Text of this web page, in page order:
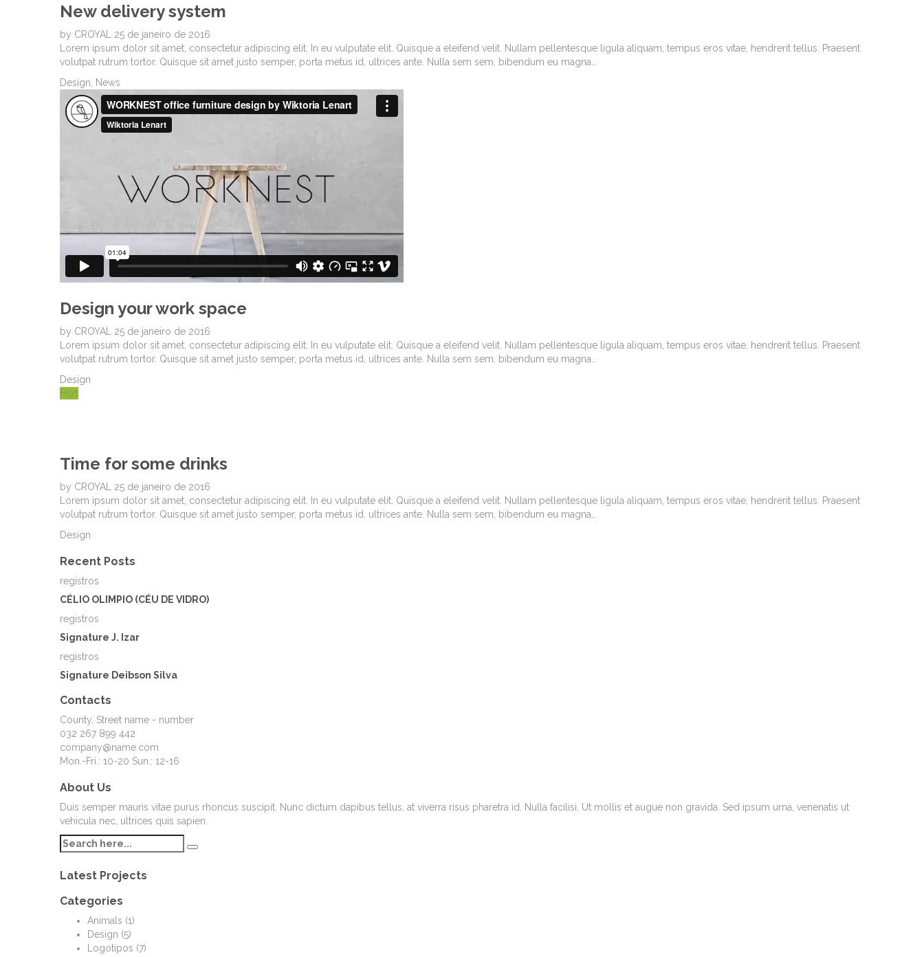
New delivery system
by CROYAL 25 de janeiro de 2016
Lorem ipsum dolor sit amet, consectetur adipiscing elit. In eu vulputate elit. Quisque a eleifend velit. Nullam pellentesque ligula aliquam, tempus eros vitae, hendrerit tellus. Praesent
volutpat rutrum tortor. Quisque sit amet justo semper, porta metus id, ultrices ante. Nulla sem sem, bibendum eu magna…
Design
News
Design your work space
by CROYAL 25 de janeiro de 2016
Lorem ipsum dolor sit amet, consectetur adipiscing elit. In eu vulputate elit. Quisque a eleifend velit. Nullam pellentesque ligula aliquam, tempus eros vitae, hendrerit tellus. Praesent
volutpat rutrum tortor. Quisque sit amet justo semper, porta metus id, ultrices ante. Nulla sem sem, bibendum eu magna…
Design
Hot
Time for some drinks
by CROYAL 25 de janeiro de 2016
Lorem ipsum dolor sit amet, consectetur adipiscing elit. In eu vulputate elit. Quisque a eleifend velit. Nullam pellentesque ligula aliquam, tempus eros vitae, hendrerit tellus. Praesent
volutpat rutrum tortor. Quisque sit amet justo semper, porta metus id, ultrices ante. Nulla sem sem, bibendum eu magna…
Design
Recent Posts
registros
CÉLIO OLIMPIO (CÉU DE VIDRO)
registros
Signature J. Izar
registros
Signature Deibson Silva
Contacts
County, Street name - number
032 267 899 442
company@name.com
Mon.-Fri.: 10-20 Sun.: 12-16
About Us
Duis semper mauris vitae purus rhoncus suscipit. Nunc dictum dapibus tellus, at viverra risus pharetra id. Nulla facilisi. Ut mollis et augue non gravida. Sed ipsum urna, venenatis ut
vehicula nec, ultrices quis sapien.
Latest Projects
Categories
Animals (1)
Design (5)
Logotipos (7)